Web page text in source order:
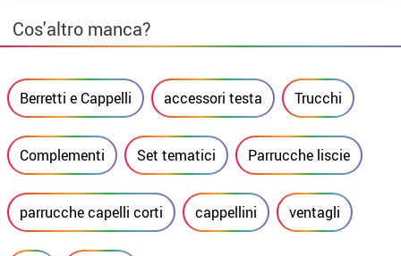
Cos'altro manca?
Berretti e Cappelli accessori testa Trucchi
Complementi Set tematici Parrucche liscie
parrucche capelli corti cappellini ventagli